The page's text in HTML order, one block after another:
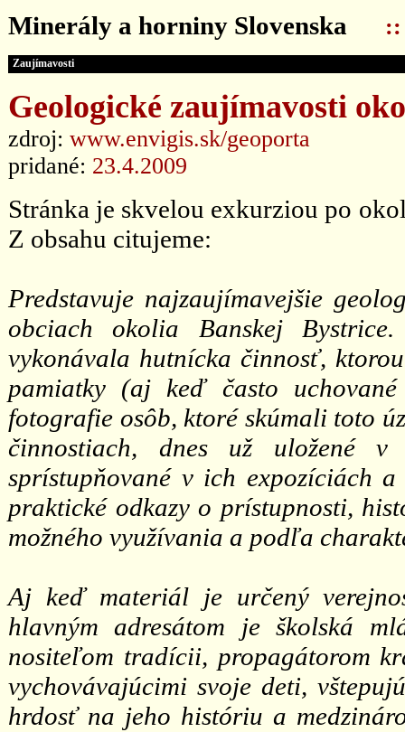
Minerály a horniny Slovenska ::
Zaujímavosti
Geologické zaujímavosti
zdroj: www.envigis.sk/geoporta
pridané: 23.4.2009
Stránka je skvelou exkurziou po
Z obsahu citujeme:
Predstavuje najzaujímavejšie
obciach okolia Banskej
vykonávala hutnícka činnosť,
pamiatky (aj keď často
fotografie osôb, ktoré skúmali toto
činnostiach, dnes už uložené
sprístupňované v ich expozíciách
praktické odkazy o prístupnosti,
možného využívania a podľa
Aj keď materiál je určený
hlavným adresátom je školská
nositeľom tradícii, propagátorom
vychovávajúcimi svoje deti,
hrdosť na jeho históriu a